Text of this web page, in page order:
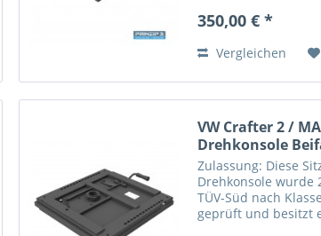
(KBA) für den
Baujahr 2016....
350,00 € *
Vergleichen
VW Crafter 2 /
Drehkonsole
Zulassung: Diese
Drehkonsole wurde
TÜV-Süd nach
geprüft und besitzt